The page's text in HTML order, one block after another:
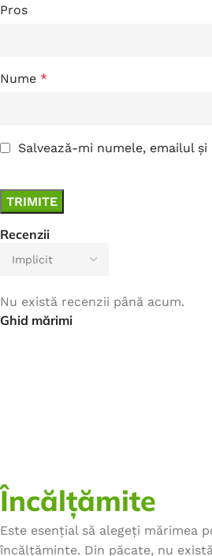
Recenzii
Nu există recenzii până acum.
Pros
Nume *
Salvează-mi numele, emailul
Ghid mărimi
Încălțămite
Este esențial să alegeți mărimea
încălțăminte. Din păcate, nu